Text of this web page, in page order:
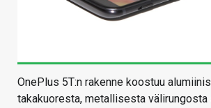
OnePlus 5T:n rakenne koostuu
takakuoresta, metallisesta välirungosta